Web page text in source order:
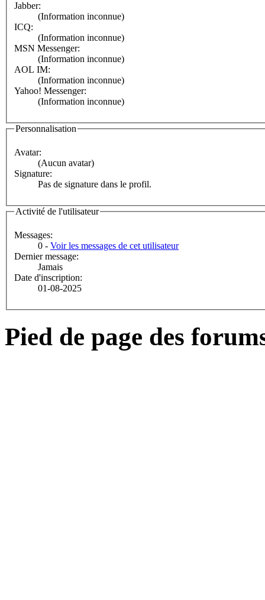
Jabber:
(Information inconnue)
ICQ:
(Information inconnue)
MSN Messenger:
(Information inconnue)
AOL IM:
(Information inconnue)
Yahoo! Messenger:
(Information inconnue)
Personnalisation
Avatar:
(Aucun avatar)
Signature:
Pas de signature dans le profil.
Activité de l'utilisateur
Messages:
0 - Voir les messages de cet utilisateur
Dernier message:
Jamais
Date d'inscription:
01-08-2025
Pied de page des